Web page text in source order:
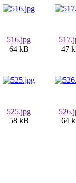
516.jpg
64 kB
47
525.jpg
58 kB
64